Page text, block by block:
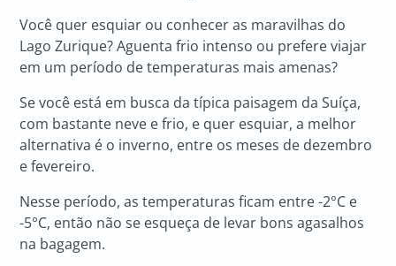
Você quer esquiar ou conhecer as maravilhas do
Lago Zurique? Aguenta frio intenso ou prefere viajar
em um período de temperaturas mais amenas?
Se você está em busca da típica paisagem da Suíça,
com bastante neve e frio, e quer esquiar, a melhor
alternativa é o inverno, entre os meses de dezembro
e fevereiro.
Nesse período, as temperaturas ficam entre -2°C e
-5°C, então não se esqueça de levar bons agasalhos
na bagagem.